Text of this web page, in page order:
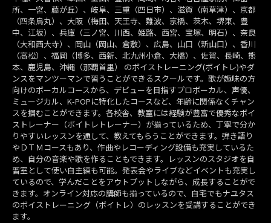
所、一宮、藤が丘）、岐阜、三重（四日市）、滋賀（南草津）、京都
（四条烏丸）、大阪（梅田、天王寺、難波、京橋、茨木、堺東、豊
中、江坂）、兵庫（三ノ宮、川西、姫路、西宮、宝塚、明石）、奈良
（大和西大寺）、岡山（岡山、倉敷）、広島、山口（新山口）、香川
（高松）、福岡（博多、西新、北九州小倉、大橋）、佐賀、長崎、熊
本、鹿児島、沖縄（那覇首里） のボイストレーニング(ボイトレ)やダ
ンスをマンツーマンで習うことができるスクールです。歌が趣味の方
向けのボーカルコースから、デビューを目指すプロボーカル、声優、
ミュージカル、K-POPに特化したコースなど、年齢に関係なくチャン
スを掴むことができます。各校舎、教室には経験が豊富で優秀なボイ
ストレーナー（ボイトレトレーナー）が揃っているため、丁寧で分か
りやすいレッスンを通して、教えてもらうことができます。弾き語り
やＤＴＭコースもあり、作曲やレコーディング設備も充実しているた
め、自分の音楽や歌を作ることもできます。レッスンのスタジオを自
習室として使い自主練も可能。発表会やライブなどイベントも充実し
ているので、学んだことをアウトプットしながら、成長することがで
きます。オンライン対応の講師も揃っているので、自宅でもナユタス
のボイストレーニング（ボイトレ）のレッスンを受講することができ
ます。